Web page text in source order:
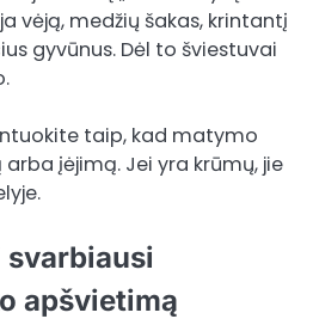
vėją, medžių šakas, krintantį
gyvūnus. Dėl to šviestuvai
taip, kad matymo
įėjimą. Jei yra krūmų, jie
apšvietimą